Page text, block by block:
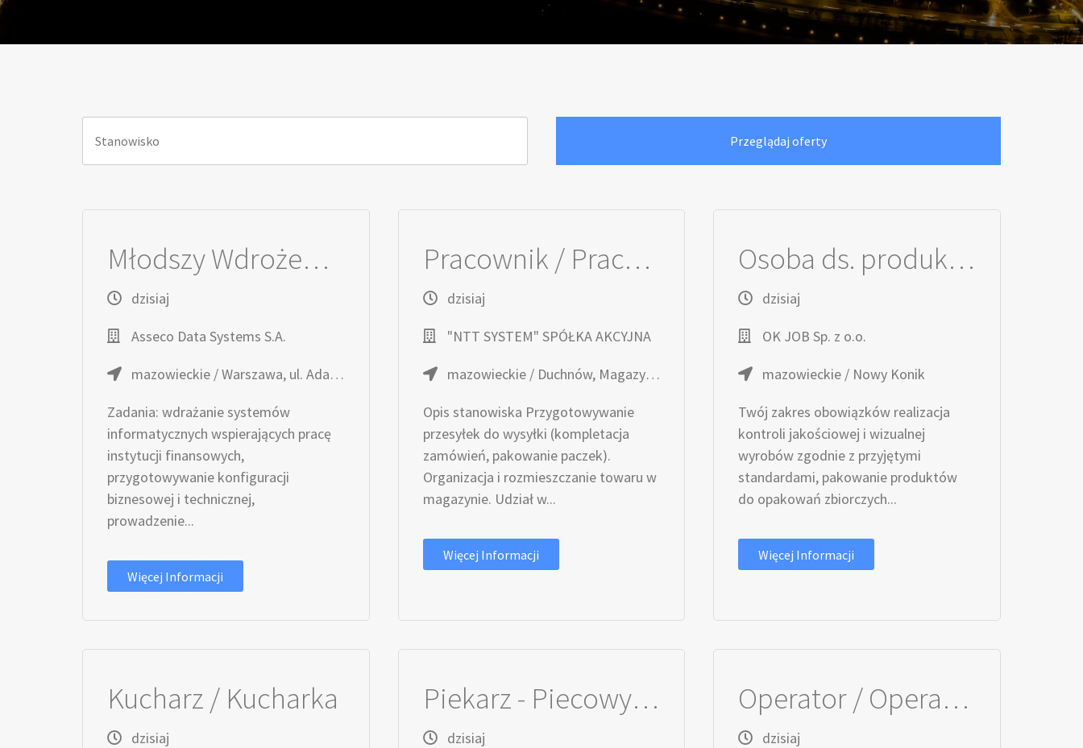
Młodszy Wdrożeniowiec (k/m/os.)
dzisiaj
Asseco Data Systems S.A.
mazowieckie / Warszawa, ul. Adama Branickiego 13
Zadania: wdrażanie systemów
informatycznych wspierających pracę
instytucji finansowych,
przygotowywanie konfiguracji
biznesowej i technicznej,
prowadzenie...
Więcej Informacji
Pracownik / Pracowniczka magazynu z UDT
dzisiaj
"NTT SYSTEM" SPÓŁKA AKCYJNA
mazowieckie / Duchnów, Magazyn NTT System S.A. Panattoni Park A2 Warsaw East, Panattoni
Opis stanowiska Przygotowywanie
przesyłek do wysyłki (kompletacja
zamówień, pakowanie paczek).
Organizacja i rozmieszczanie towaru w
magazynie. Udział w...
Więcej Informacji
Osoba ds. produkcji i pakowania
dzisiaj
OK JOB Sp. z o.o.
mazowieckie / Nowy Konik
Twój zakres obowiązków realizacja
kontroli jakościowej i wizualnej
wyrobów zgodnie z przyjętymi
standardami, pakowanie produktów
do opakowań zbiorczych...
Więcej Informacji
Kucharz / Kucharka
dzisiaj
Piekarz - Piecowy (k/m)
dzisiaj
Operator / Operatorka CNC – Gięcie Blach
dzisiaj